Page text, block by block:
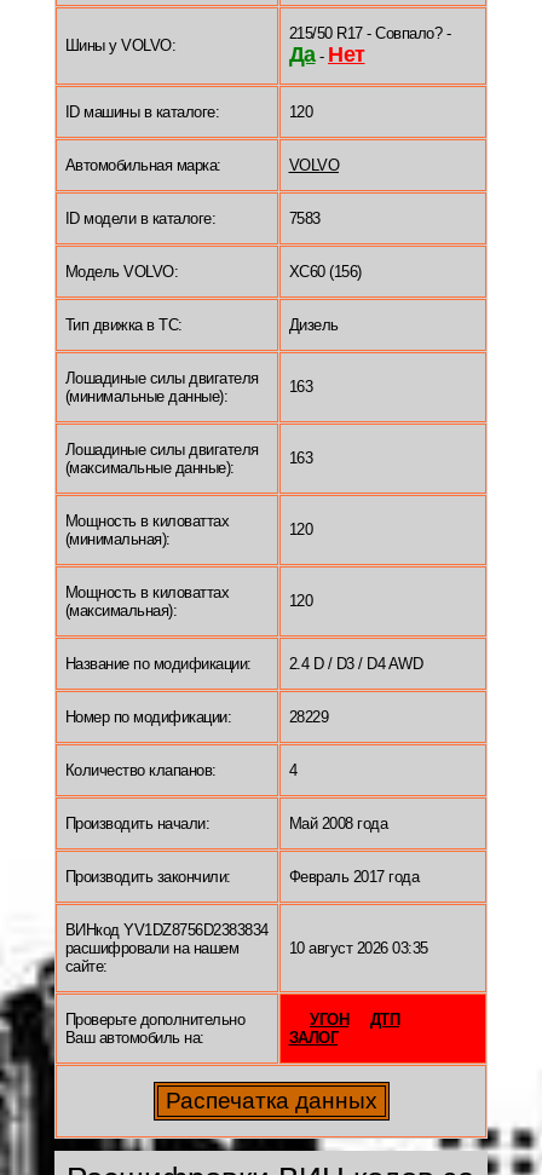
Шины у VOLVO:
215/50 R17 - Совпало? -
Да- Нет
ID машины в каталоге: 120
Автомобильная марка: VOLVO
ID модели в каталоге: 7583
Модель VOLVO: XC60 (156)
Тип движка в ТС: Дизель
Лошадиные силы двигателя
(минимальные данные):
163
Лошадиные силы двигателя
(максимальные данные):
163
Мощность в киловаттах
(минимальная):
120
Мощность в киловаттах
(максимальная):
120
Название по модификации: 2.4 D / D3 / D4 AWD
Номер по модификации: 28229
Количество клапанов: 4
Производить начали: Май 2008 года
Производить закончили: Февраль 2017 года
ВИНкод YV1DZ8756D2383834
расшифровали на нашем
сайте:
10 август 2026 03:35
Проверьте дополнительно
Ваш автомобиль на:
УГОН
ДТП
ЗАЛОГ